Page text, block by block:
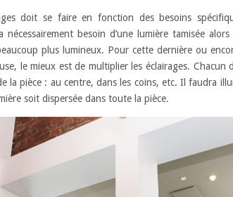
doit se faire en fonction des besoins
nécessairement besoin d’une lumière tamisée
plus lumineux. Pour cette dernière ou
le mieux est de multiplier les éclairages.
la pièce : au centre, dans les coins, etc. Il faudra
soit dispersée dans toute la pièce.